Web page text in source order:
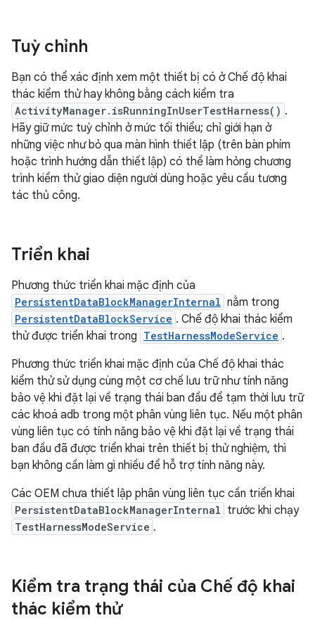
Tuỳ chỉnh
Bạn có thể xác định xem một thiết bị có ở Chế độ khai
thác kiểm thử hay không bằng cách kiểm tra
ActivityManager.isRunningInUserTestHarness() .
Hãy giữ mức tuỳ chỉnh ở mức tối thiểu; chỉ giới hạn ở
những việc như bỏ qua màn hình thiết lập (trên bàn phím
hoặc trình hướng dẫn thiết lập) có thể làm hỏng chương
trình kiểm thử giao diện người dùng hoặc yêu cầu tương
tác thủ công.
Triển khai
Phương thức triển khai mặc định của
PersistentDataBlockManagerInternal nằm trong
PersistentDataBlockService . Chế độ khai thác kiểm
thử được triển khai trong TestHarnessModeService .
Phương thức triển khai mặc định của Chế độ khai thác
kiểm thử sử dụng cùng một cơ chế lưu trữ như tính năng
bảo vệ khi đặt lại về trạng thái ban đầu để tạm thời lưu trữ
các khoá adb trong một phân vùng liên tục. Nếu một phân
vùng liên tục có tính năng bảo vệ khi đặt lại về trạng thái
ban đầu đã được triển khai trên thiết bị thử nghiệm, thì
bạn không cần làm gì nhiều để hỗ trợ tính năng này.
Các OEM chưa thiết lập phân vùng liên tục cần triển khai
PersistentDataBlockManagerInternal trước khi chạy
TestHarnessModeService .
Kiểm tra trạng thái của Chế độ khai
thác kiểm thử